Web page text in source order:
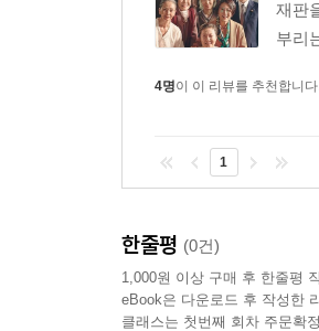
재판
부리
4명이 이 리뷰를 추천합니
1
한줄평 (0건)
1,000원 이상 구매 후 한줄평
eBook은 다운로드 후 작성한
클래스는 첫번째 회차 주문확